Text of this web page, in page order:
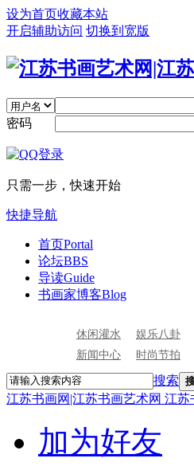
设为首页收藏本站
开启辅助访问 切换到宽版
密码
只需一步，快速开始
快捷导航
首页Portal
论坛BBS
导读Guide
书画家博客Blog
休闲灌水 娱乐八卦
新闻中心
时尚节拍
搜索
江苏书画网|江苏书画艺术网 江苏
加为好友